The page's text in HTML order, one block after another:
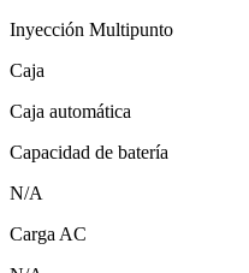
Inyección Multipunto
Caja
Caja automática
Capacidad de batería
N/A
Carga AC